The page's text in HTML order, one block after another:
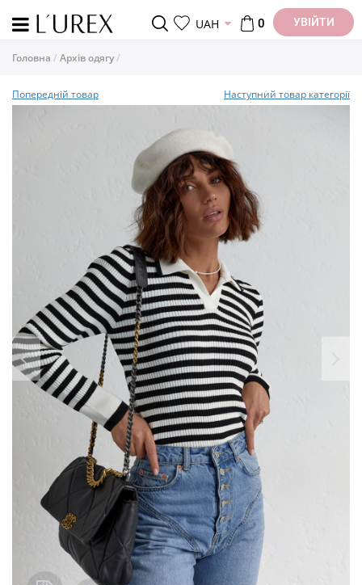
UAH 0 УВІЙТИ
Головна Архів одягу
Попередній товар Наступний товар категорії